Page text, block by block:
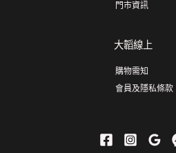
門市資訊
大韜線上
購物需知
會員及隱私條款